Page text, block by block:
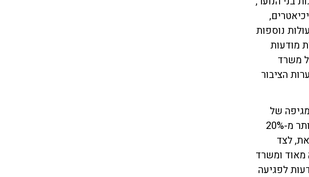
נוספות
מודעות
משרד
הציבור
של
ממש. שיעור המעשנים בקרב האוכלוסייה הבוגרת עומד כיום על יותר מ-20%
לצד
מאוד ומשרד
לפגיעה